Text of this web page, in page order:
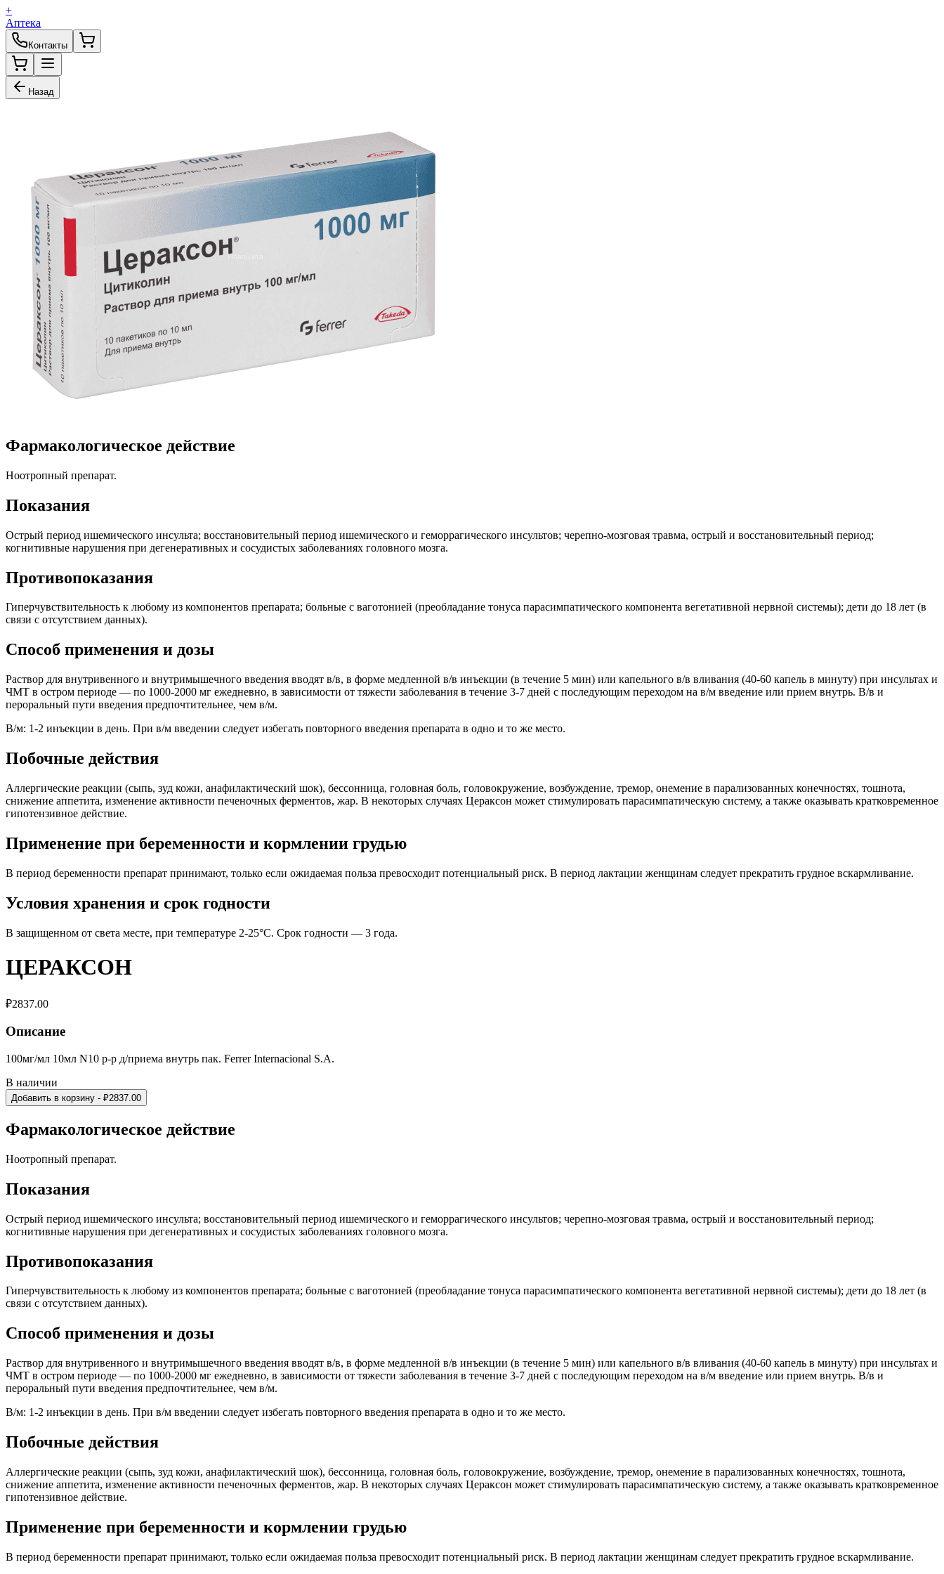
+
Аптека
Контакты
Назад
Фармакологическое действие
Ноотропный препарат.
Показания
Острый период ишемического инсульта; восстановительный период ишемического и геморрагического инсультов; черепно-мозговая травма, острый и восстановительный период;
когнитивные нарушения при дегенеративных и сосудистых заболеваниях головного мозга.
Противопоказания
Гиперчувствительность к любому из компонентов препарата; больные с ваготонией (преобладание тонуса парасимпатического компонента вегетативной нервной системы); дети до 18 лет (в
связи с отсутствием данных).
Способ применения и дозы
Раствор для внутривенного и внутримышечного введения вводят в/в, в форме медленной в/в инъекции (в течение 5 мин) или капельного в/в вливания (40-60 капель в минуту) при инсультах и
ЧМТ в остром периоде — по 1000-2000 мг ежедневно, в зависимости от тяжести заболевания в течение 3-7 дней с последующим переходом на в/м введение или прием внутрь. В/в и
пероральный пути введения предпочтительнее, чем в/м.
В/м: 1-2 инъекции в день. При в/м введении следует избегать повторного введения препарата в одно и то же место.
Побочные действия
Аллергические реакции (сыпь, зуд кожи, анафилактический шок), бессонница, головная боль, головокружение, возбуждение, тремор, онемение в парализованных конечностях, тошнота,
снижение аппетита, изменение активности печеночных ферментов, жар. В некоторых случаях Цераксон может стимулировать парасимпатическую систему, а также оказывать кратковременное
гипотензивное действие.
Применение при беременности и кормлении грудью
В период беременности препарат принимают, только если ожидаемая польза превосходит потенциальный риск. В период лактации женщинам следует прекратить грудное вскармливание.
Условия хранения и срок годности
В защищенном от света месте, при температуре 2-25°C. Срок годности — 3 года.
ЦЕРАКСОН
₽2837.00
Описание
100мг/мл 10мл N10 р-р д/приема внутрь пак. Ferrer Internacional S.A.
В наличии
Добавить в корзину - ₽2837.00
Фармакологическое действие
Ноотропный препарат.
Показания
Острый период ишемического инсульта; восстановительный период ишемического и геморрагического инсультов; черепно-мозговая травма, острый и восстановительный период;
когнитивные нарушения при дегенеративных и сосудистых заболеваниях головного мозга.
Противопоказания
Гиперчувствительность к любому из компонентов препарата; больные с ваготонией (преобладание тонуса парасимпатического компонента вегетативной нервной системы); дети до 18 лет (в
связи с отсутствием данных).
Способ применения и дозы
Раствор для внутривенного и внутримышечного введения вводят в/в, в форме медленной в/в инъекции (в течение 5 мин) или капельного в/в вливания (40-60 капель в минуту) при инсультах и
ЧМТ в остром периоде — по 1000-2000 мг ежедневно, в зависимости от тяжести заболевания в течение 3-7 дней с последующим переходом на в/м введение или прием внутрь. В/в и
пероральный пути введения предпочтительнее, чем в/м.
В/м: 1-2 инъекции в день. При в/м введении следует избегать повторного введения препарата в одно и то же место.
Побочные действия
Аллергические реакции (сыпь, зуд кожи, анафилактический шок), бессонница, головная боль, головокружение, возбуждение, тремор, онемение в парализованных конечностях, тошнота,
снижение аппетита, изменение активности печеночных ферментов, жар. В некоторых случаях Цераксон может стимулировать парасимпатическую систему, а также оказывать кратковременное
гипотензивное действие.
Применение при беременности и кормлении грудью
В период беременности препарат принимают, только если ожидаемая польза превосходит потенциальный риск. В период лактации женщинам следует прекратить грудное вскармливание.